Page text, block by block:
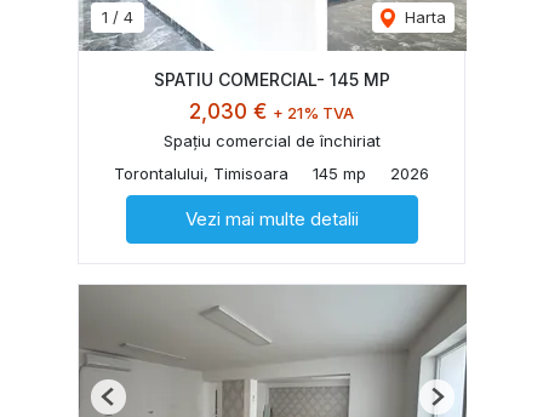
1 / 4 Harta
SPATIU COMERCIAL- 145 MP
2,030 € + 21% TVA
Spațiu comercial de închiriat
Torontalului, Timisoara
145 mp 2026
Vezi mai multe detalii
Previous Next